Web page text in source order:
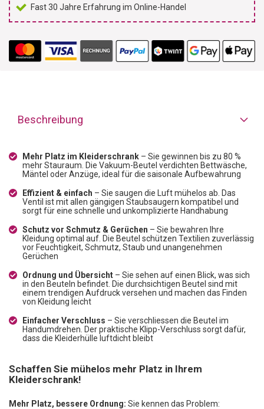
Fast 30 Jahre Erfahrung im Online-Handel
Beschreibung
Mehr Platz im Kleiderschrank – Sie gewinnen bis zu 80 %
mehr Stauraum. Die Vakuum-Beutel verdichten Bettwäsche,
Mäntel oder Anzüge, ideal für die saisonale Aufbewahrung
Effizient & einfach – Sie saugen die Luft mühelos ab. Das
Ventil ist mit allen gängigen Staubsaugern kompatibel und
sorgt für eine schnelle und unkomplizierte Handhabung
Schutz vor Schmutz & Gerüchen – Sie bewahren Ihre
Kleidung optimal auf. Die Beutel schützen Textilien zuverlässig
vor Feuchtigkeit, Schmutz, Staub und unangenehmen
Gerüchen
Ordnung und Übersicht – Sie sehen auf einen Blick, was sich
in den Beuteln befindet. Die durchsichtigen Beutel sind mit
einem trendigen Aufdruck versehen und machen das Finden
von Kleidung leicht
Einfacher Verschluss – Sie verschliessen die Beutel im
Handumdrehen. Der praktische Klipp-Verschluss sorgt dafür,
dass die Kleiderhülle luftdicht bleibt
Schaffen Sie mühelos mehr Platz in Ihrem
Kleiderschrank!
Mehr Platz, bessere Ordnung: Sie kennen das Problem: